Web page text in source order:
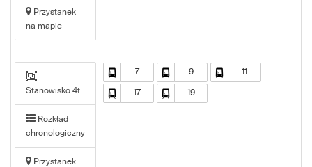
Przystanek
na mapie
Stanowisko 4t
Rozkład
chronologiczny
Przystanek
7 9 11
17 19